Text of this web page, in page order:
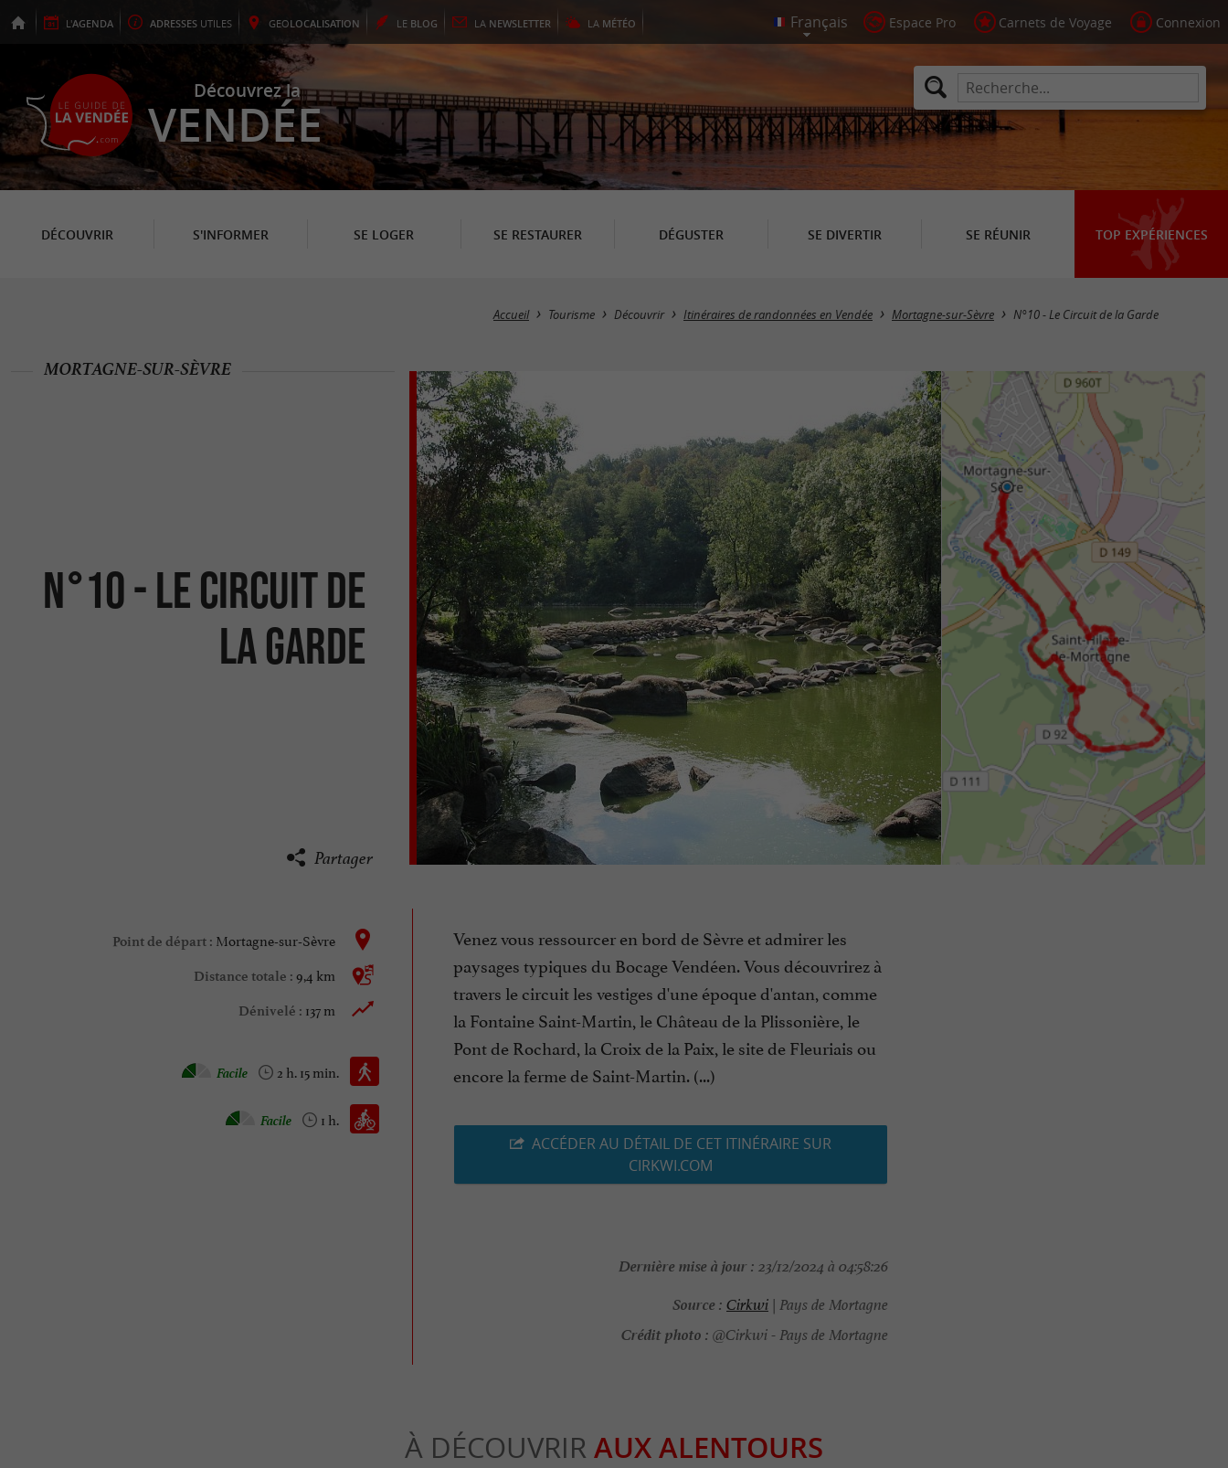
L'AGENDA ADRESSES UTILES GEOLOCALISATION LE BLOG LA NEWSLETTER LA MÉTÉO Espace Pro Carnets de Voyage Connexion
Découvrez la
VENDÉE
DÉCOUVRIR S'INFORMER SE LOGER SE RESTAURER DÉGUSTER SE DIVERTIR SE RÉUNIR TOP EXPÉRIENCES
Accueil Tourisme Découvrir Itinéraires de randonnées en Vendée Mortagne-sur-Sèvre N°10 - Le Circuit de la Garde
N°10 - Le Circuit de
la Garde
MORTAGNE-SUR-SÈVRE
Partager
Point de départ : Mortagne-sur-Sèvre
Distance totale : 9,4 km
Dénivelé : 137 m
Marche à pied :
2 h. 15 min.
Facile
Vtt :
1 h.
Facile
Venez vous ressourcer en bord de Sèvre et admirer les
paysages typiques du Bocage Vendéen. Vous découvrirez à
travers le circuit les vestiges d'une époque d'antan, comme
la Fontaine Saint-Martin, le Château de la Plissonière, le
Pont de Rochard, la Croix de la Paix, le site de Fleuriais ou
encore la ferme de Saint-Martin. (...)
ACCÉDER AU DÉTAIL DE CET ITINÉRAIRE SUR
CIRKWI.COM
Dernière mise à jour : 23/12/2024 à 04:58:26
Source : Cirkwi| Pays de Mortagne
Crédit photo : @Cirkwi - Pays de Mortagne
À DÉCOUVRIR AUX ALENTOURS